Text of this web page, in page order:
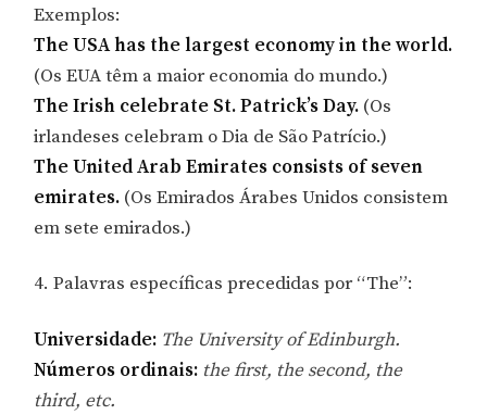
Exemplos:
The USA has the largest economy in the world.
(Os EUA têm a maior economia do mundo.)
The Irish celebrate St. Patrick’s Day. (Os
irlandeses celebram o Dia de São Patrício.)
The United Arab Emirates consists of seven
emirates. (Os Emirados Árabes Unidos consistem
em sete emirados.)
4. Palavras específicas precedidas por “The”:
Universidade: The University of Edinburgh.
Números ordinais: the first, the second, the
third, etc.